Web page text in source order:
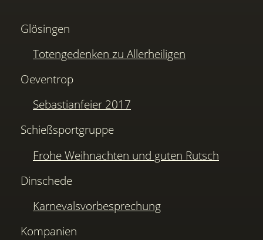
Glösingen
Totengedenken zu Allerheiligen
Oeventrop
Sebastianfeier 2017
Schießsportgruppe
Frohe Weihnachten und guten Rutsch
Dinschede
Karnevalsvorbesprechung
Kompanien